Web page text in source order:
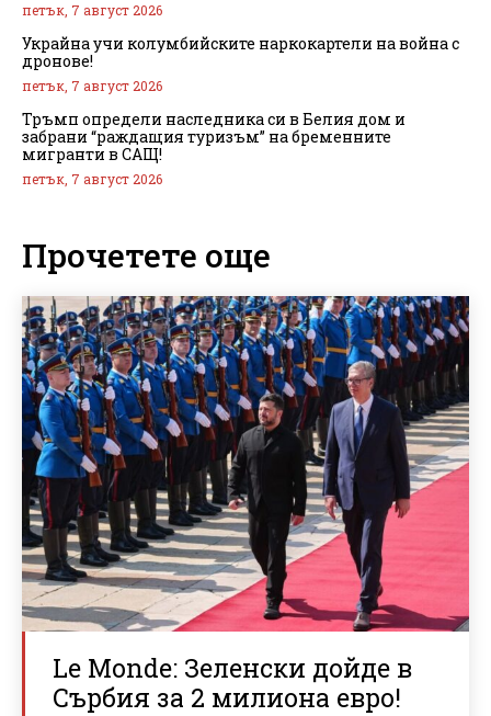
петък, 7 август 2026
Украйна учи колумбийските наркокартели на война с
дронове!
петък, 7 август 2026
Тръмп определи наследника си в Белия дом и
забрани “раждащия туризъм” на бременните
мигранти в САЩ!
петък, 7 август 2026
Прочетете още
Le Monde: Зеленски дойде в
Сърбия за 2 милиона евро!